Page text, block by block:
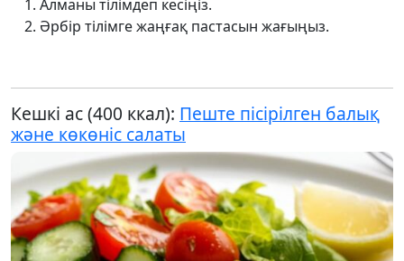
Алманы тілімдеп кесіңіз.
Әрбір тілімге жаңғақ пастасын жағыңыз.
Кешкі ас (400 ккал): Пеште пісірілген балық
және көкөніс салаты